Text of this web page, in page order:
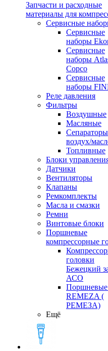
Запчасти и расходные
материалы для
Cервисные
Сервисные
наборы
Cервисные
наборы
Copco
Сервисные
наборы
Реле давления
Фильтры
Воздушные
Масляные
Сепараторы
воздух/
Топливные
Блоки
Датчики
Вентиляторы
Клапаны
Ремкомплекты
Масла и смазки
Ремни
Винтовые блоки
Поршневые
компрессорные
головки
Бежецкий
АСО
Поршневые
REMEZA (
РЕМЕЗА)
Ещё